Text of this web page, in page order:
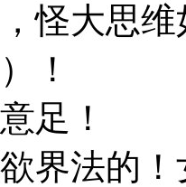
怪大思
！
足！
界法的